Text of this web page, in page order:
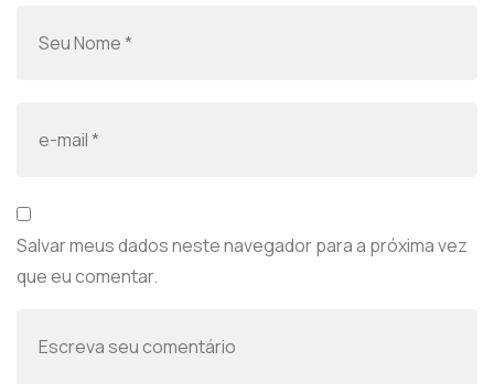
Salvar meus dados neste navegador para a próxima vez
que eu comentar.